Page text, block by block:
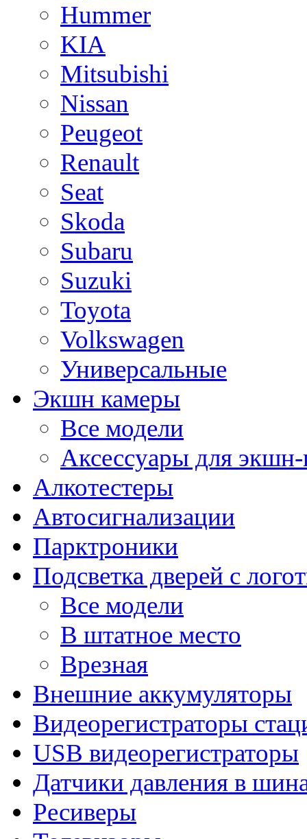
Hummer
KIA
Mitsubishi
Nissan
Peugeot
Renault
Seat
Skoda
Subaru
Suzuki
Toyota
Volkswagen
Универсальные
Экшн камеры
Все модели
Аксессуары для
Алкотестеры
Автосигнализации
Парктроники
Подсветка дверей с
Все модели
В штатное место
Врезная
Внешние аккумуляторы
Видеорегистраторы
USB видеорегистраторы
Датчики давления в
Ресиверы